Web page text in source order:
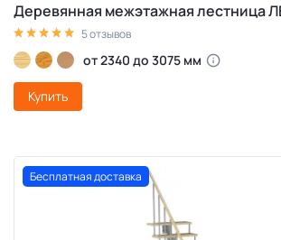
Деревянная межэтажная лестница
5 отзывов
от 2340 до 3075 мм
Купить
Бесплатная доставка